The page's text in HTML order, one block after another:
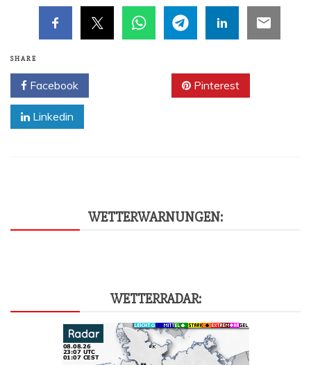
SHARE
Facebook Pinterest
Linkedin
WET­TER­WAR­NUN­GEN:
WET­TER­RA­DAR: